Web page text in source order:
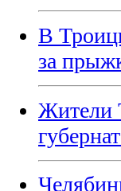
В
за
Жители